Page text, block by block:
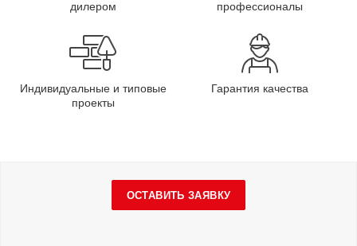
дилером профессионалы
Индивидуальные и типовые
проекты
Гарантия качества
ОСТАВИТЬ ЗАЯВКУ